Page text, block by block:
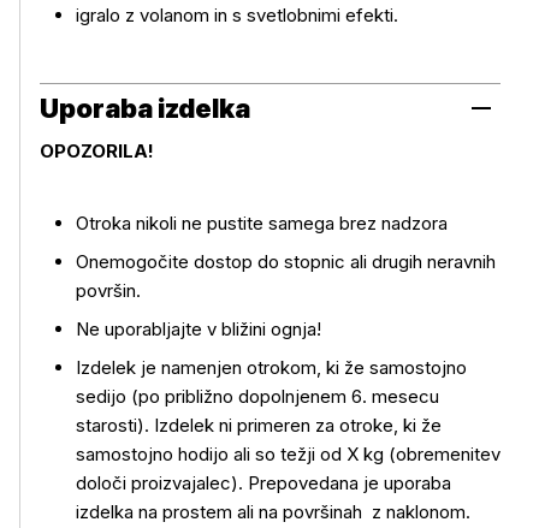
igralo z volanom in s svetlobnimi efekti.
Uporaba izdelka
Uporaba izdelka
OPOZORILA!
Otroka nikoli ne pustite samega brez nadzora
Onemogočite dostop do stopnic ali drugih neravnih
površin.
Ne uporabljajte v bližini ognja!
Izdelek je namenjen otrokom, ki že samostojno
sedijo (po približno dopolnjenem 6. mesecu
starosti). Izdelek ni primeren za otroke, ki že
samostojno hodijo ali so težji od X kg (obremenitev
določi proizvajalec). Prepovedana je uporaba
izdelka na prostem ali na površinah z naklonom.